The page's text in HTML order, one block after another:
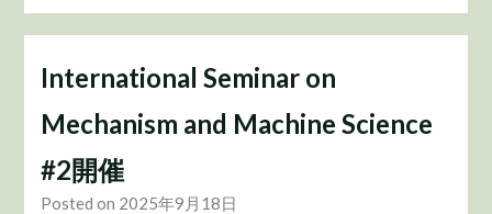
International Seminar on
Mechanism and Machine Science
#2開催
Posted on 2025年9月18日